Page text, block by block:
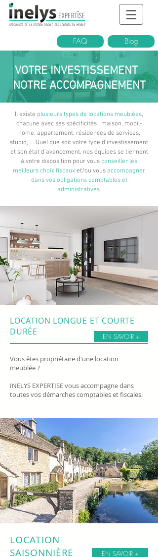
FAQ Blog
VOTRE INVESTISSEMENT
NOTRE ACCOMPAGNEMENT
Il existe plusieurs types de locations meublées,
chacune avec ses spécificités : maison, mobil-
home, appartement, résidences de services,
studio, … Quel que soit votre type d’investissement
et son état d’avancement, nos équipes se tiennent
à votre disposition pour vousconseiller les
meilleurs choix fiscauxet/ou vous accompagner
dans vos obligations comptables et
administratives.
LOCATION LONGUE ET COURTE
DURÉE
EN SAVOIR +
Vous êtes propriétaire d'une location
meublée ?
INELYS EXPERTISE vous accompagne dans
toutes vos démarches comptables et fiscales.
LOCATION
SAISONNIÈRE
EN SAVOIR +